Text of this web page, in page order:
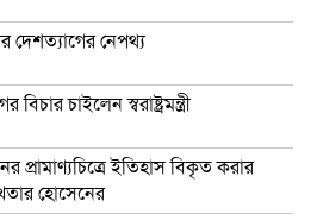
দেশত্যাগের নেপথ্য
চাইলেন স্বরাষ্ট্রমন্ত্রী
প্রামাণ্যচিত্রে ইতিহাস বিকৃত করার
হোসেনের